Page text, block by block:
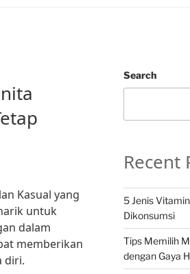
Kasual yang
untuk
dalam
memberikan
diri.
Search
Recent
5 Jenis
Dikonsumsi
Tips Memilih
dengan Gaya